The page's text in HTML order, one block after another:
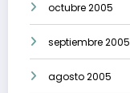
octubre 2005
septiembre 2005
agosto 2005